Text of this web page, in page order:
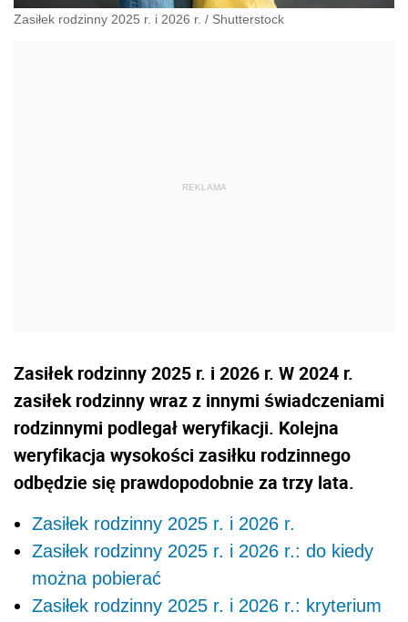
Zasiłek rodzinny 2025 r. i 2026 r. / Shutterstock
Zasiłek rodzinny 2025 r. i 2026 r. W 2024 r.
zasiłek rodzinny wraz z innymi świadczeniami
rodzinnymi podlegał weryfikacji. Kolejna
weryfikacja wysokości zasiłku rodzinnego
odbędzie się prawdopodobnie za trzy lata.
Zasiłek rodzinny 2025 r. i 2026 r.
Zasiłek rodzinny 2025 r. i 2026 r.: do kiedy
można pobierać
Zasiłek rodzinny 2025 r. i 2026 r.: kryterium